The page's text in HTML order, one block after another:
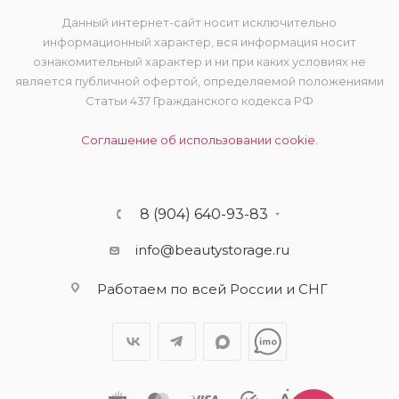
Данный интернет-сайт носит исключительно
информационный характер, вся информация носит
ознакомительный характер и ни при каких условиях не
является публичной офертой, определяемой положениями
Статьи 437 Гражданского кодекса РФ
Соглашение об использовании cookie.
8 (904) 640-93-83
info@beautystorage.ru
Работаем по всей России и СНГ